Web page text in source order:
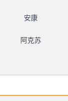
安康
阿克苏